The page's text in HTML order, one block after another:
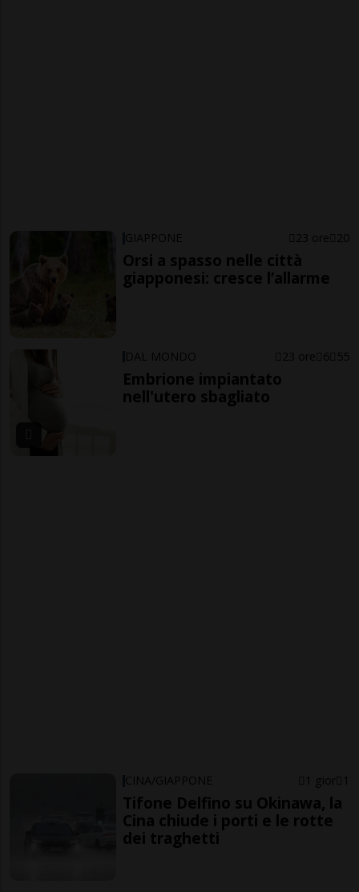
GIAPPONE 23 ore 20
Orsi a spasso nelle città
giapponesi: cresce l’allarme
DAL MONDO 23 ore 6 55
Embrione impiantato
nell'utero sbagliato
CINA/GIAPPONE 1 gior 1
Tifone Delfino su Okinawa, la
Cina chiude i porti e le rotte
dei traghetti